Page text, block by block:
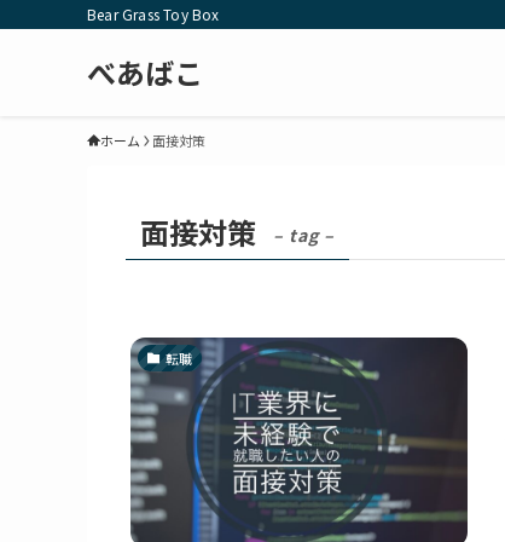
Bear Grass Toy Box
べあばこ
ホーム 面接対策
面接対策 – tag –
転職